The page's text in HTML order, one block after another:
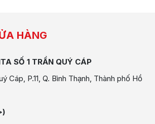
HÀNG
SỐ 1 TRẦN QUÝ CÁP
Cáp, P.11, Q. Bình Thạnh, Thành phố Hồ